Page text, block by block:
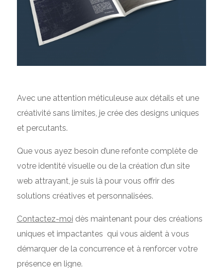
Avec une attention méticuleuse aux détails et une
créativité sans limites, je crée des designs uniques
et percutants.
Que vous ayez besoin d’une refonte complète de
votre identité visuelle ou de la création d’un site
web attrayant, je suis là pour vous offrir des
solutions créatives et personnalisées.
Contactez-moi dès maintenant pour des créations
uniques et impactantes qui vous aident à vous
démarquer de la concurrence et à renforcer votre
présence en ligne.